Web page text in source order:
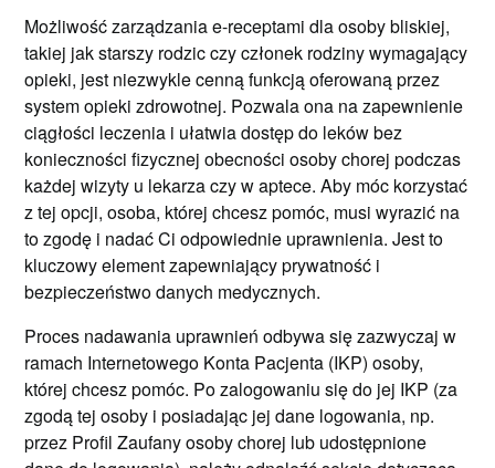
Możliwość zarządzania e-receptami dla osoby bliskiej,
takiej jak starszy rodzic czy członek rodziny wymagający
opieki, jest niezwykle cenną funkcją oferowaną przez
system opieki zdrowotnej. Pozwala ona na zapewnienie
ciągłości leczenia i ułatwia dostęp do leków bez
konieczności fizycznej obecności osoby chorej podczas
każdej wizyty u lekarza czy w aptece. Aby móc korzystać
z tej opcji, osoba, której chcesz pomóc, musi wyrazić na
to zgodę i nadać Ci odpowiednie uprawnienia. Jest to
kluczowy element zapewniający prywatność i
bezpieczeństwo danych medycznych.
Proces nadawania uprawnień odbywa się zazwyczaj w
ramach Internetowego Konta Pacjenta (IKP) osoby,
której chcesz pomóc. Po zalogowaniu się do jej IKP (za
zgodą tej osoby i posiadając jej dane logowania, np.
przez Profil Zaufany osoby chorej lub udostępnione